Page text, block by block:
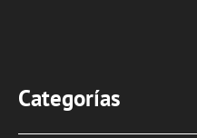
Categorías